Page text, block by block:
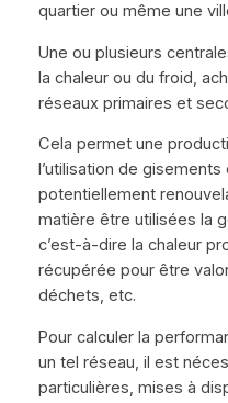
quartier ou même une
Une ou plusieurs
la chaleur ou du froid,
réseaux primaires et
Cela permet une
l’utilisation de
potentiellement
matière être utilisées la
c’est-à-dire la chaleur
récupérée pour être
déchets, etc.
Pour calculer la
un tel réseau, il est
particulières, mises à